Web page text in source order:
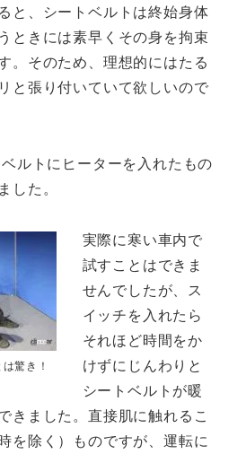
と、シートベルトは終始身体
ときには素早くその身を拘束
。そのため、理想的にはたる
と張り付いていて欲しいので
ルトにヒーターを入れたもの
した。
驚き！
実際に寒い車内で
試すことはできま
せんでしたが、ス
イッチを入れたら
それほど時間をか
けずにじんわりと
シートベルトが暖
きました。直接肌に触れるこ
を除く）ものですが、運転に